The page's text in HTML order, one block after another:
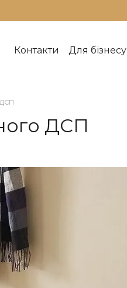
Контакти Для бізнесу
ДСП
ДСП